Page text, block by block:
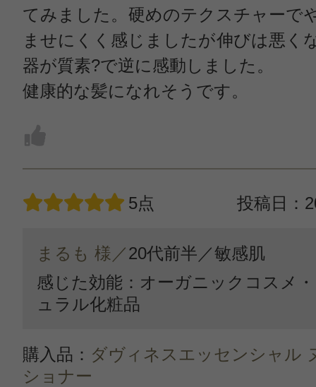
てみました。硬めのテクスチャーで
ませにくく感じましたが伸びは悪く
器が質素?で逆に感動しました。
健康的な髪になれそうです。
5点 投稿日：
まるも 様／20代前半／敏感肌
感じた効能：オーガニックコスメ
ュラル化粧品
購入品： ダヴィネスエッセンシャル
ショナー